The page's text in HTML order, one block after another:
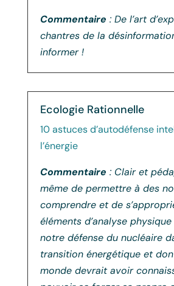
Commentaire : De l’art
chantres de la
informer !
Ecologie Rationnelle
10 astuces d’autodéfense
l’énergie
Commentaire : Clair et
même de permettre à des
comprendre et de
éléments d’analyse
notre défense du nucléaire
transition énergétique et
monde devrait avoir